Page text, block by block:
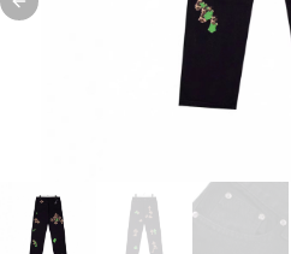
Previous slide